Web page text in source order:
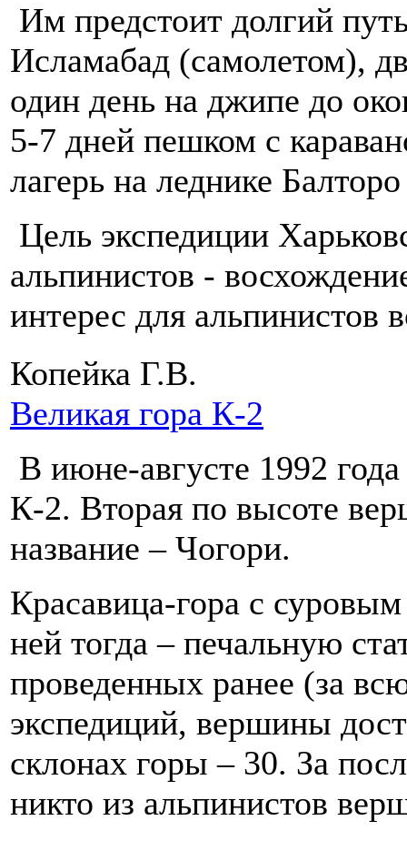
Им предстоит долгий
Исламабад (самолетом),
один день на джипе до
5-7 дней пешком с
лагерь на леднике
Цель экспедиции
альпинистов -
интерес для альпинистов
Копейка Г.В.
Великая гора К-2
В июне-августе 1992
К-2. Вторая по высоте
название – Чогори.
Красавица-гора с
ней тогда – печальную
проведенных ранее (за
экспедиций, вершины
склонах горы – 30. За
никто из альпинистов